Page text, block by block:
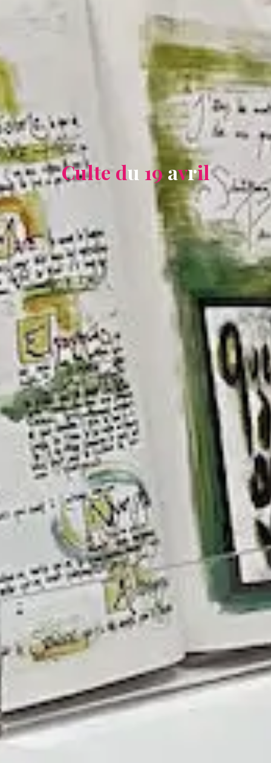
Culte du 19 avril